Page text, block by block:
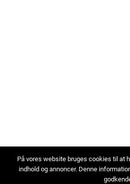
På vores website bruges cookies til at
indhold og annoncer. Denne